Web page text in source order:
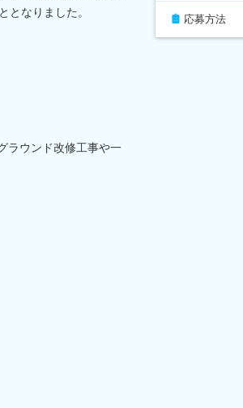
となりました。
ラウンド改修工事や一
応募方法